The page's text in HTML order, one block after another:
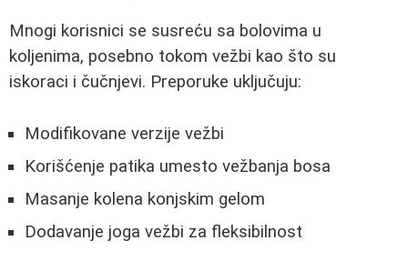
Mnogi korisnici se susreću sa bolovima u
koljenima, posebno tokom vežbi kao što su
iskoraci i čučnjevi. Preporuke uključuju:
Modifikovane verzije vežbi
Korišćenje patika umesto vežbanja bosa
Masanje kolena konjskim gelom
Dodavanje joga vežbi za fleksibilnost